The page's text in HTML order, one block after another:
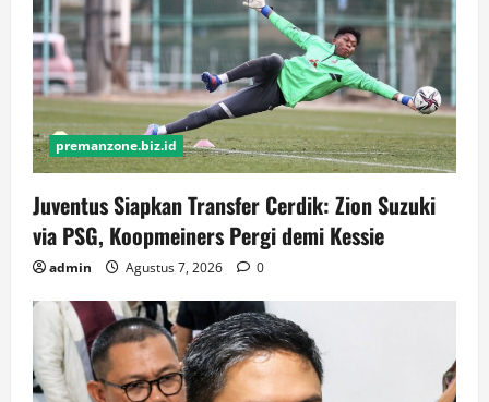
premanzone.biz.id
Juventus Siapkan Transfer Cerdik: Zion Suzuki
via PSG, Koopmeiners Pergi demi Kessie
admin Agustus 7, 2026 0